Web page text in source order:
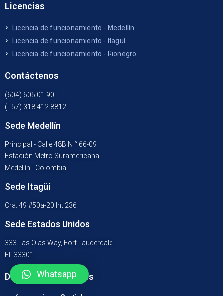
Licencias
Licencia de funcionamiento - Medellín
Licencia de funcionamiento - Itagüí
Licencia de funcionamiento - Rionegro
Contáctenos
(604) 605 01 90
(+57) 318 412 8812
Sede Medellín
Principal - Calle 48B N ° 66-09
Estación Metro Suramericana
Medellín - Colombia
Sede Itagüí
Cra. 49 #50a-20 Int 236
Sede Estados Unidos
333 Las Olas Way, Fort Lauderdale
FL 33301
Diplomados Virtuales
Whatsapp